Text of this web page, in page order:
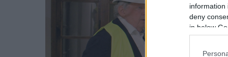
information
deny
in below